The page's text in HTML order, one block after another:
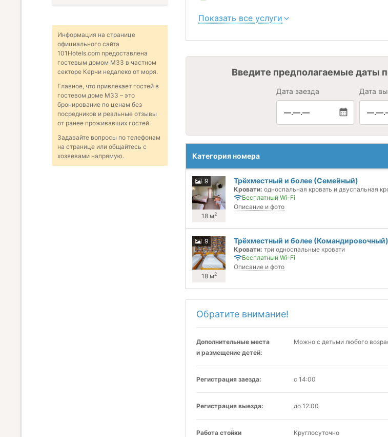
Показать все услуги
Введите предполагаемые даты
Дата заезда
—.—.—
Дата
Категория номера
9
18 м2
Трёхместный и более (Семейный)
Кровати: односпальная кровать и двуспальная
Бесплатный Wi-Fi
Описание и фото
9
18 м2
Трёхместный и более (Командировочный)
Кровати: три односпальные кровати
Бесплатный Wi-Fi
Описание и фото
Обратите внимание!
Дополнительные места
и размещение детей:
Можно с детьми любого
Регистрация заезда: с 14:00
Регистрация выезда: до 12:00
Работа стойки
Круглосуточно
Информация на странице
официального сайта
101Hotels.com предоставлена
гостевым домом М33 в частном
секторе Керчи недалеко от моря.
Главное, что привлекает гостей в
гостевом доме М33 – это
бронирование по ценам без
посредников и реальные отзывы
от ранее проживавших гостей.
Задавайте вопросы по телефонам
на странице или общайтесь с
хозяевами напрямую.